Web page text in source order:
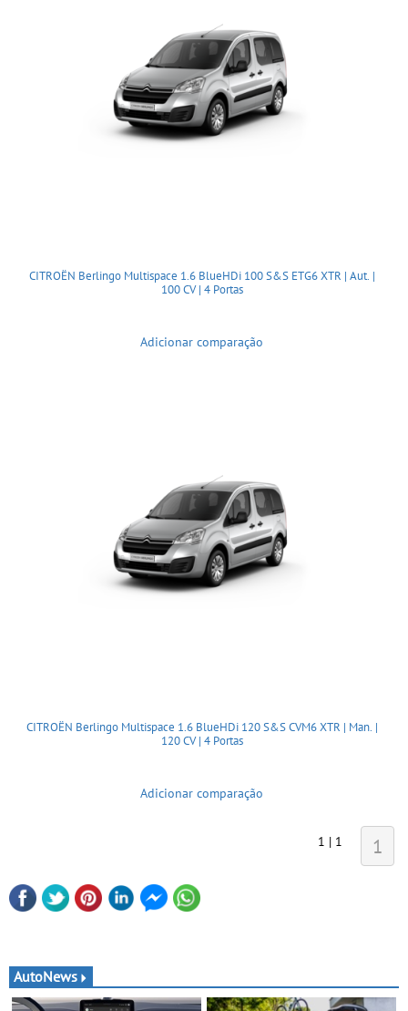
CITROËN Berlingo Multispace 1.6 BlueHDi 100 S&S ETG6 XTR | Aut. |
100 CV | 4 Portas
Adicionar comparação
CITROËN Berlingo Multispace 1.6 BlueHDi 120 S&S CVM6 XTR | Man. |
120 CV | 4 Portas
Adicionar comparação
1 | 1 1
AutoNews